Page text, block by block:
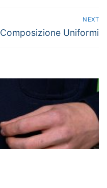
NEXT
Next
Composizione Uniformi